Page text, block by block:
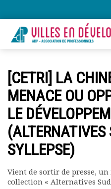
contact@villes-
Accueil
L’association
Qui sommes-nous ?
Présentation vidéo
Statuts de l’association
Vie de l’association
[CETRI] LA
MENACE OU
LE
(ALTERNATIVES
SYLLEPSE)
Vient de sortir de presse,
collection « Alternatives